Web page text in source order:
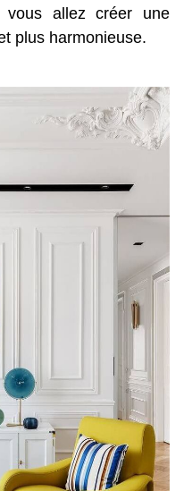
vous allez créer une
plus harmonieuse.